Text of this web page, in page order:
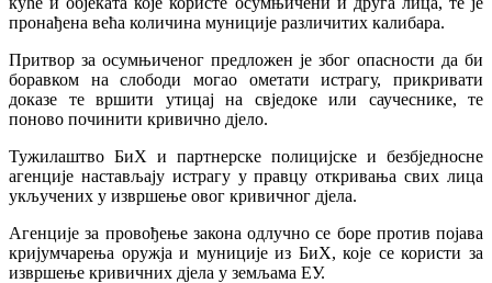
пронађена већа количина муниције различитих калибара.
Притвор за осумњиченог предложен је због опасности да би
боравком на слободи могао ометати истрагу, прикривати
доказе те вршити утицај на свједоке или саучеснике, те
поново починити кривично дјело.
Тужилаштво БиХ и партнерске полицијске и безбједносне
агенције настављају истрагу у правцу откривања свих лица
укључених у извршење овог кривичног дјела.
Агенције за провођење закона одлучно се боре против појава
кријумчарења оружја и муниције из БиХ, које се користи за
извршење кривичних дјела у земљама ЕУ.